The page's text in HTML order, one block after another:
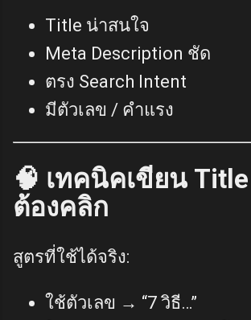
Title น่าสนใจ
Meta Description ชัด
ตรง Search Intent
มีตัวเลข / คำแรง
🧠 เทคนิคเขียน
ต้องคลิก
สูตรที่ใช้ได้จริง:
ใช้ตัวเลข → “7 วิธี…”